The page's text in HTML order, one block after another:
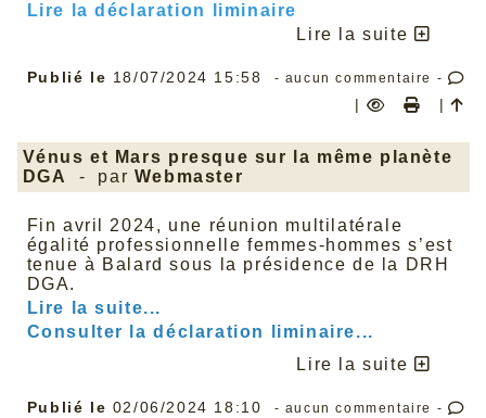
Lire la déclaration liminaire
Lire la suite
Publié le 18/07/2024 15:58 - aucun commentaire -
| |
Vénus et Mars presque sur la même planète
DGA
- par Webmaster
Fin avril 2024, une réunion multilatérale
égalité professionnelle femmes-hommes s’est
tenue à Balard sous la présidence de la DRH
DGA.
Lire la suite...
Consulter la déclaration liminaire...
Lire la suite
Publié le 02/06/2024 18:10 - aucun commentaire -